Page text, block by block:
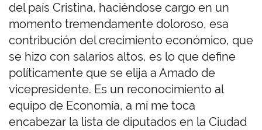
del país Cristina, haciéndose cargo en un
momento tremendamente doloroso, esa
contribución del crecimiento económico, que
se hizo con salarios altos, es lo que define
políticamente que se elija a Amado de
vicepresidente. Es un reconocimiento al
equipo de Economía, a mí me toca
encabezar la lista de diputados en la Ciudad